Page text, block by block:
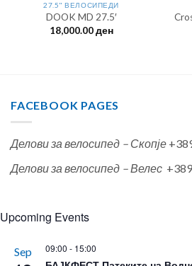
27.5" ВЕЛОСИПЕДИ
DOOK MD 27.5′
18,000.00ден
FACEBOOK PAGES
Делови за велосипед – Скопје
Делови за велосипед – Велес
Upcoming Events
Sep 09:00 - 15:00